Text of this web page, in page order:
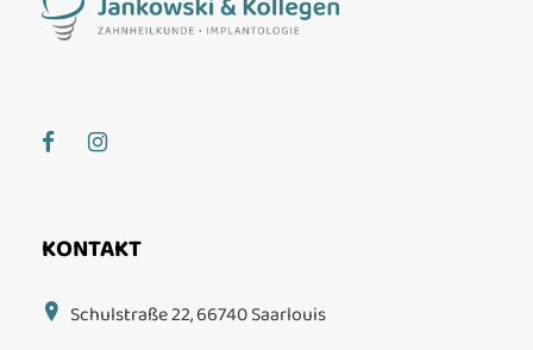
KONTAKT
Schulstraße 22, 66740 Saarlouis